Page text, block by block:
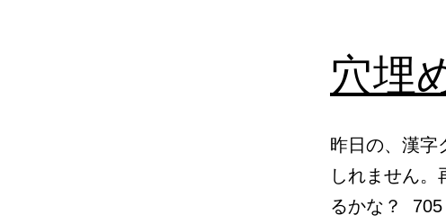
穴埋
昨日の、漢字
しれません。
るかな？